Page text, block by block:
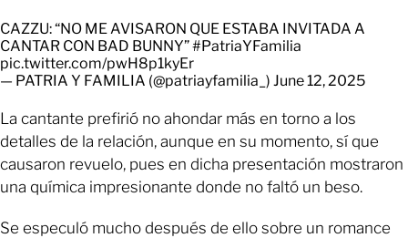
CAZZU: “NO ME AVISARON QUE ESTABA INVITADA A
CANTAR CON BAD BUNNY”#PatriaYFamilia
pic.twitter.com/pwH8p1kyEr
— PATRIA Y FAMILIA (@patriayfamilia_) June 12, 2025
La cantante prefirió no ahondar más en torno a los
detalles de la relación, aunque en su momento, sí que
causaron revuelo, pues en dicha presentación mostraron
una química impresionante donde no faltó un beso.
Se especuló mucho después de ello sobre un romance